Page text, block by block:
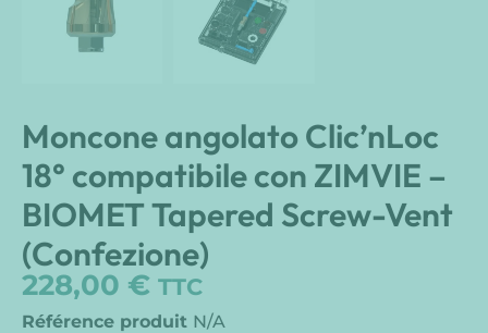
Moncone angolato Clic’nLoc
18° compatibile con ZIMVIE –
BIOMET Tapered Screw-Vent
(Confezione)
228,00 € TTC
Référence produit N/A